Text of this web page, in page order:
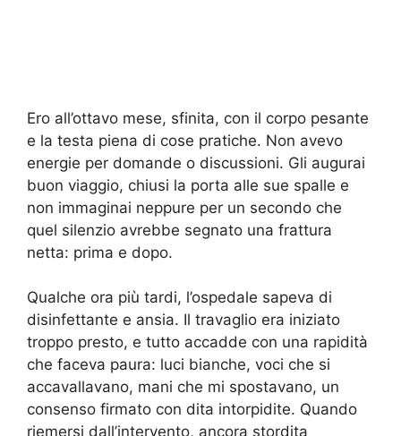
Ero all’ottavo mese, sfinita, con il corpo pesante
e la testa piena di cose pratiche. Non avevo
energie per domande o discussioni. Gli augurai
buon viaggio, chiusi la porta alle sue spalle e
non immaginai neppure per un secondo che
quel silenzio avrebbe segnato una frattura
netta: prima e dopo.
Qualche ora più tardi, l’ospedale sapeva di
disinfettante e ansia. Il travaglio era iniziato
troppo presto, e tutto accadde con una rapidità
che faceva paura: luci bianche, voci che si
accavallavano, mani che mi spostavano, un
consenso firmato con dita intorpidite. Quando
riemersi dall’intervento, ancora stordita